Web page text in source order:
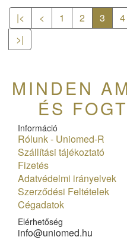
|< < 1 2 3 4
>|
MINDEN
ÉS
Információ
Rólunk - Uniomed-R
Szállítási tájékoztató
Fizetés
Adatvédelmi irányelvek
Szerződési Feltételek
Cégadatok
Elérhetőség
info@uniomed.hu